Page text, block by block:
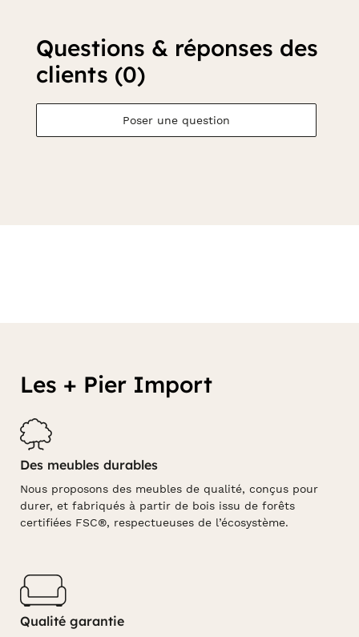
Questions & réponses des
clients (0)
Poser une question
Les + Pier Import
Des meubles durables
Nous proposons des meubles de qualité, conçus pour
durer, et fabriqués à partir de bois issu de forêts
certifiées FSC®, respectueuses de l’écosystème.
Qualité garantie